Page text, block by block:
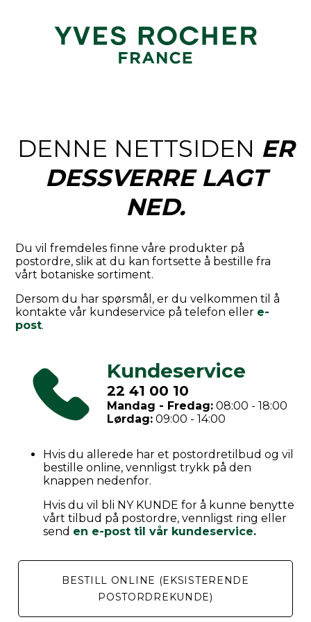
DENNE NETTSIDEN ER
DESSVERRE LAGT
NED.
Du vil fremdeles finne våre produkter på
postordre, slik at du kan fortsette å bestille fra
vårt botaniske sortiment.
Dersom du har spørsmål, er du velkommen til å
kontakte vår kundeservice på telefon eller e-
post.
Kundeservice
22 41 00 10
Mandag - Fredag:08:00 - 18:00
Lørdag:09:00 - 14:00
Hvis du allerede har et postordretilbud og vil
bestille online, vennligst trykk på den
knappen nedenfor.
Hvis du vil bli NY KUNDE for å kunne benytte
vårt tilbud på postordre, vennligst ring eller
send en e-post til vår kundeservice.
BESTILL ONLINE (EKSISTERENDE
POSTORDREKUNDE)